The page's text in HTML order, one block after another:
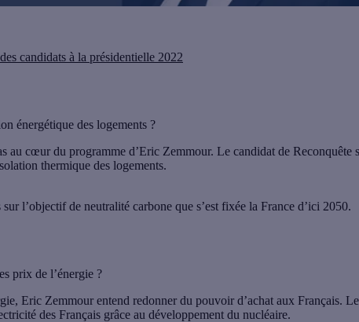
candidats à la présidentielle 2022
énergétique des logements ?
au cœur du programme d’Eric Zemmour. Le candidat de Reconquête
thermique des logements.
l’objectif de neutralité carbone que s’est fixée la France d’ici 2050.
prix de l’énergie ?
Eric Zemmour entend redonner du pouvoir d’achat aux Français.
des Français grâce au développement du nucléaire.